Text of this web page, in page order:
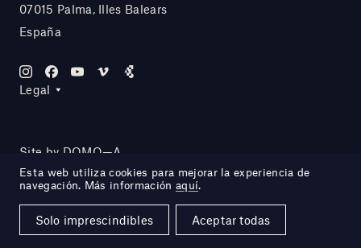
07015 Palma, Illes Balears
España
Legal
Site by DOMO—A
Esta web utiliza cookies para mejorar la experiencia de
navegación. Más información aquí.
Solo imprescindibles Aceptar todas